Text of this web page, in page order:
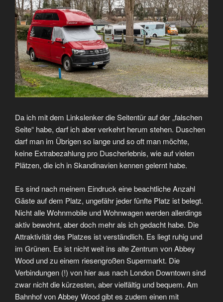
Da ich mit dem Linkslenker die Seitentür auf der „falschen
Seite“ habe, darf ich aber verkehrt herum stehen. Duschen
darf man im Übrigen so lange und so oft man möchte,
keine Extrabezahlung pro Duscherlebnis, wie auf vielen
Plätzen, die ich in Skandinavien kennen gelernt habe.
Es sind nach meinem Eindruck eine beachtliche Anzahl
Gäste auf dem Platz, ungefähr jeder fünfte Platz ist belegt.
Nicht alle Wohnmobile und Wohnwagen werden allerdings
aktiv bewohnt, aber doch mehr als ich gedacht habe. Die
Attraktivität des Platzes ist verständlich. Es liegt ruhig und
im Grünen. Es ist nicht weit ins alte Zentrum von Abbey
Wood und zu einem riesengroßen Supermarkt. Die
Verbindungen (!) von hier aus nach London Downtown sind
zwar nicht die kürzesten, aber vielfältig und bequem. Am
Bahnhof von Abbey Wood gibt es zudem einen mit